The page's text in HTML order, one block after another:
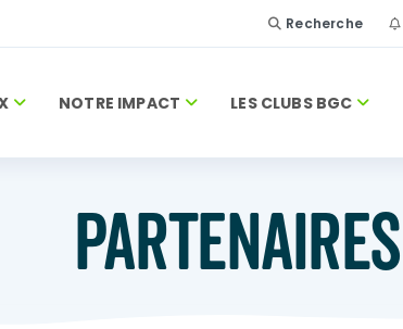
Recherche
NOTRE IMPACT LES CLUBS BGC
PARTENAIRES